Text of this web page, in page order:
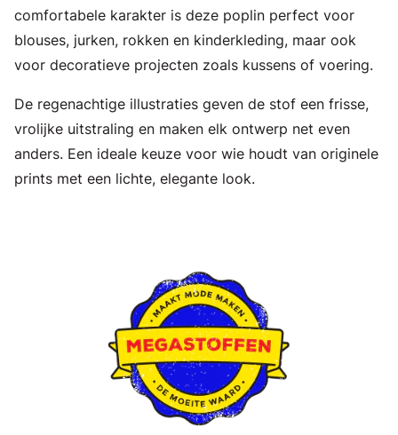
comfortabele karakter is deze poplin perfect voor
blouses, jurken, rokken en kinderkleding, maar ook
voor decoratieve projecten zoals kussens of voering.
De regenachtige illustraties geven de stof een frisse,
vrolijke uitstraling en maken elk ontwerp net even
anders. Een ideale keuze voor wie houdt van originele
prints met een lichte, elegante look.